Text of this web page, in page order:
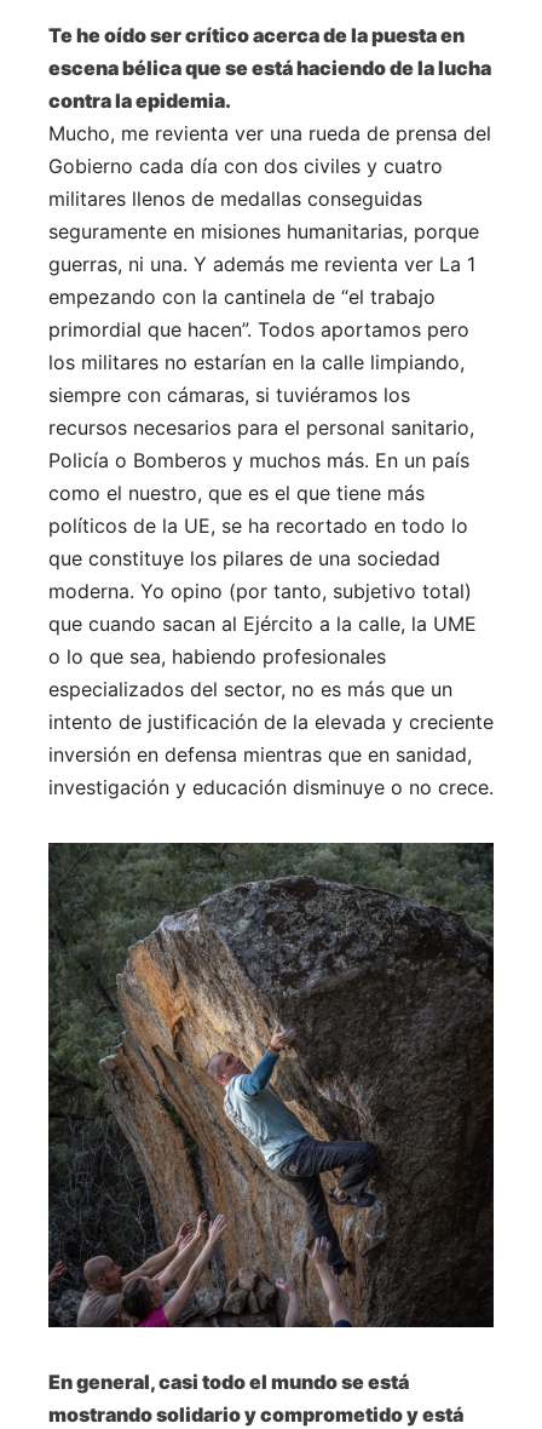
Te he oído ser crítico acerca de la puesta en
escena bélica que se está haciendo de la lucha
contra la epidemia.
Mucho, me revienta ver una rueda de prensa del
Gobierno cada día con dos civiles y cuatro
militares llenos de medallas conseguidas
seguramente en misiones humanitarias, porque
guerras, ni una. Y además me revienta ver La 1
empezando con la cantinela de “el trabajo
primordial que hacen”. Todos aportamos pero
los militares no estarían en la calle limpiando,
siempre con cámaras, si tuviéramos los
recursos necesarios para el personal sanitario,
Policía o Bomberos y muchos más. En un país
como el nuestro, que es el que tiene más
políticos de la UE, se ha recortado en todo lo
que constituye los pilares de una sociedad
moderna. Yo opino (por tanto, subjetivo total)
que cuando sacan al Ejército a la calle, la UME
o lo que sea, habiendo profesionales
especializados del sector, no es más que un
intento de justificación de la elevada y creciente
inversión en defensa mientras que en sanidad,
investigación y educación disminuye o no crece.
En general, casi todo el mundo se está
mostrando solidario y comprometido y está